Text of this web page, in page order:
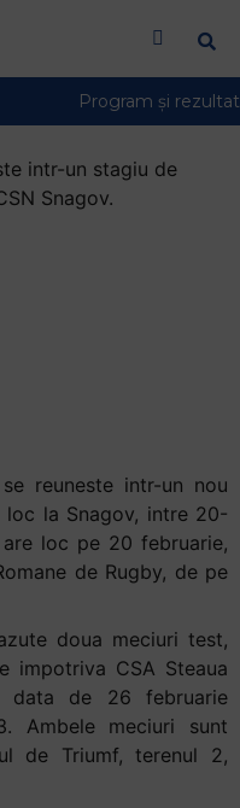
reuneste intr-un nou
la Snagov, intre 20-
loc pe 20 februarie,
de Rugby, de pe
doua meciuri test,
impotriva CSA Steaua
de 26 februarie
Ambele meciuri sunt
de Triumf, terenul 2,